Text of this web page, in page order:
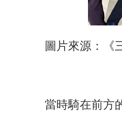
圖片來源：《
當時騎在前方